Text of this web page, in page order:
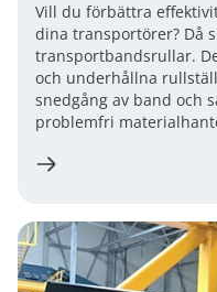
Vill du förbättra
dina transportörer? Då
transportbandsrullar.
och underhållna
snedgång av band och
problemfri